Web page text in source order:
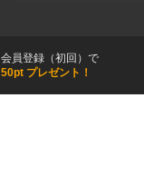
会員登録（初回）で
50pt プレゼント！